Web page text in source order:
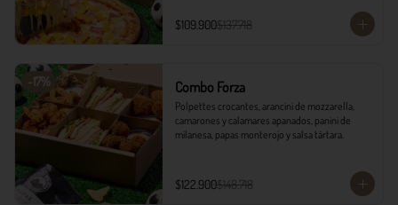
$109.900$137.718
-17% Combo Forza
Polpettes crocantes, arancini de mozzarella,
camarones y calamares apanados, panini de
milanesa, papas monterojo y salsa tártara.
$122.900$148.718